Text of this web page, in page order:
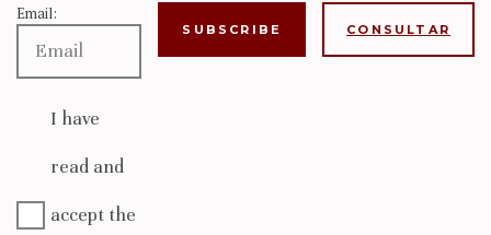
Email:
I have
read and
accept the
CONSULTAR